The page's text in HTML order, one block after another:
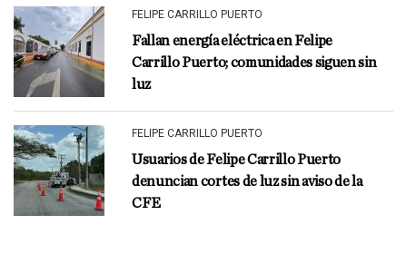
FELIPE CARRILLO PUERTO
Fallan energía eléctrica en Felipe
Carrillo Puerto; comunidades siguen sin
luz
FELIPE CARRILLO PUERTO
Usuarios de Felipe Carrillo Puerto
denuncian cortes de luz sin aviso de la
CFE